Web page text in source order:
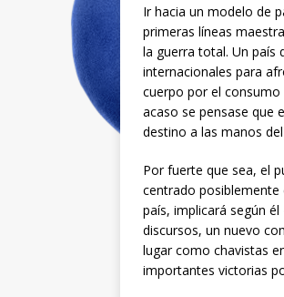
Ir hacia un modelo de
primeras líneas
la guerra total. Un país
internacionales para
cuerpo por el
acaso se pensase que
destino a las manos
Por fuerte que sea, el
centrado posiblemente
país, implicará según
discursos, un nuevo
lugar como chavistas
importantes victorias